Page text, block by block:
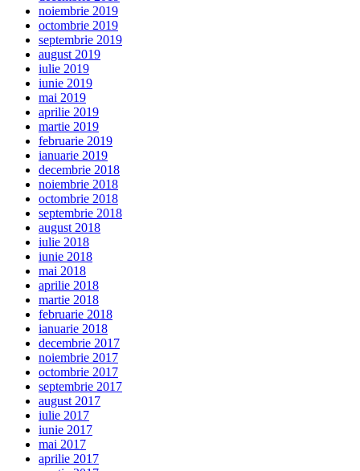
noiembrie 2019
octombrie 2019
septembrie 2019
august 2019
iulie 2019
iunie 2019
mai 2019
aprilie 2019
martie 2019
februarie 2019
ianuarie 2019
decembrie 2018
noiembrie 2018
octombrie 2018
septembrie 2018
august 2018
iulie 2018
iunie 2018
mai 2018
aprilie 2018
martie 2018
februarie 2018
ianuarie 2018
decembrie 2017
noiembrie 2017
octombrie 2017
septembrie 2017
august 2017
iulie 2017
iunie 2017
mai 2017
aprilie 2017